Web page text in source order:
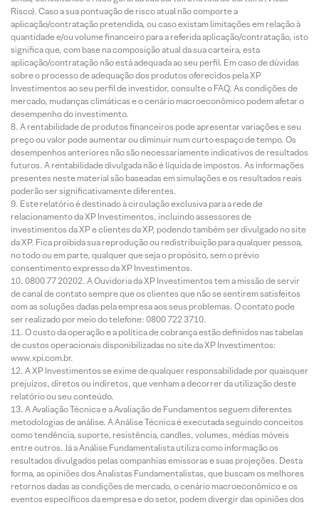
Risco). Caso a sua pontuação de risco atual não comporte a
aplicação/contratação pretendida, ou caso existam limitações em relação à
quantidade e/ou volume financeiro para a referida aplicação/contratação, isto
significa que, com base na composição atual da sua carteira, esta
aplicação/contratação não está adequada ao seu perfil. Em caso de dúvidas
sobre o processo de adequação dos produtos oferecidos pela XP
Investimentos ao seu perfil de investidor, consulte o FAQ. As condições de
mercado, mudanças climáticas e o cenário macroeconômico podem afetar o
desempenho do investimento.
A rentabilidade de produtos financeiros pode apresentar variações e seu
preço ou valor pode aumentar ou diminuir num curto espaço de tempo. Os
desempenhos anteriores não são necessariamente indicativos de resultados
futuros. A rentabilidade divulgada não é líquida de impostos. As informações
presentes neste material são baseadas em simulações e os resultados reais
poderão ser significativamente diferentes.
Este relatório é destinado à circulação exclusiva para a rede de
relacionamento da XP Investimentos, incluindo assessores de
investimentos da XP e clientes da XP, podendo também ser divulgado no site
da XP. Fica proibida sua reprodução ou redistribuição para qualquer pessoa,
no todo ou em parte, qualquer que seja o propósito, sem o prévio
consentimento expresso da XP Investimentos.
0800 77 20202. A Ouvidoria da XP Investimentos tem a missão de servir
de canal de contato sempre que os clientes que não se sentirem satisfeitos
com as soluções dadas pela empresa aos seus problemas. O contato pode
ser realizado por meio do telefone: 0800 722 3710.
O custo da operação e a política de cobrança estão definidos nas tabelas
de custos operacionais disponibilizadas no site da XP Investimentos:
www.xpi.com.br.
A XP Investimentos se exime de qualquer responsabilidade por quaisquer
prejuízos, diretos ou indiretos, que venham a decorrer da utilização deste
relatório ou seu conteúdo.
A Avaliação Técnica e a Avaliação de Fundamentos seguem diferentes
metodologias de análise. A Análise Técnica é executada seguindo conceitos
como tendência, suporte, resistência, candles, volumes, médias móveis
entre outros. Já a Análise Fundamentalista utiliza como informação os
resultados divulgados pelas companhias emissoras e suas projeções. Desta
forma, as opiniões dos Analistas Fundamentalistas, que buscam os melhores
retornos dadas as condições de mercado, o cenário macroeconômico e os
eventos específicos da empresa e do setor, podem divergir das opiniões dos